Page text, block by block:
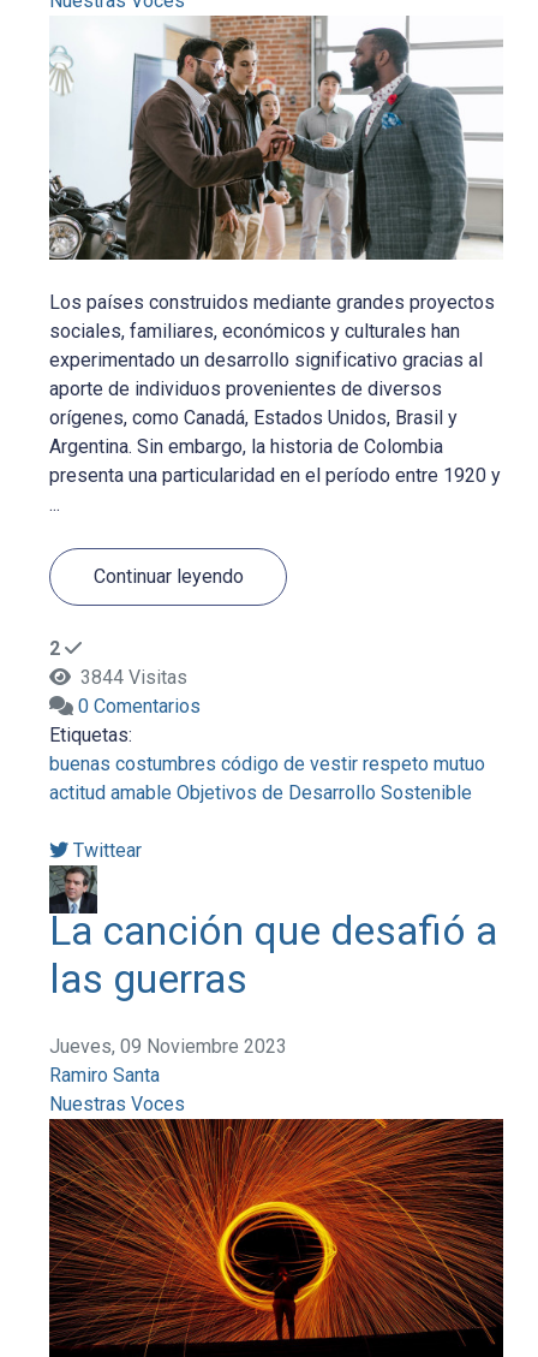
Los países construidos mediante grandes proyectos
sociales, familiares, económicos y culturales han
experimentado un desarrollo significativo gracias al
aporte de individuos provenientes de diversos
orígenes, como Canadá, Estados Unidos, Brasil y
Argentina. Sin embargo, la historia de Colombia
presenta una particularidad en el período entre 1920 y
...
Continuar leyendo
2
3844 Visitas
0 Comentarios
Etiquetas:
buenas costumbres código de vestir respeto mutuo
actitud amable Objetivos de Desarrollo Sostenible
Twittear
La canción que desafió a
las guerras
Jueves, 09 Noviembre 2023
Ramiro Santa
Nuestras Voces